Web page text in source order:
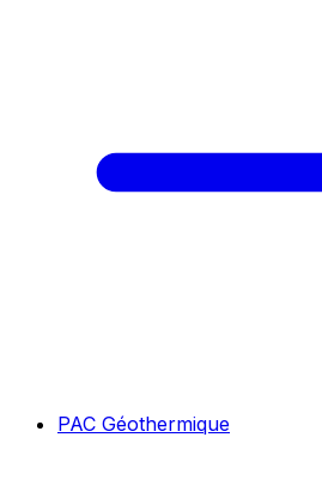
PAC Géothermique